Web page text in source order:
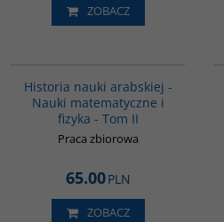
ZOBACZ
Historia nauki arabskiej -
Nauki matematyczne i
fizyka - Tom II
Praca zbiorowa
65.00PLN
ZOBACZ